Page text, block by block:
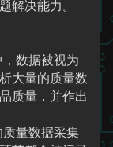
解决能力。
数据被视为
大量的质量数
质量，并作出
量数据采集